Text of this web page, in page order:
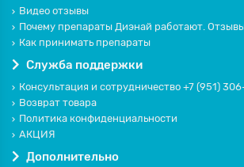
Видео отзывы
Почему препараты Диэнай работают.
Как принимать препараты
Служба поддержки
Консультация и сотрудничество +7 (951)
Возврат товара
Политика конфиденциальности
АКЦИЯ
Дополнительно